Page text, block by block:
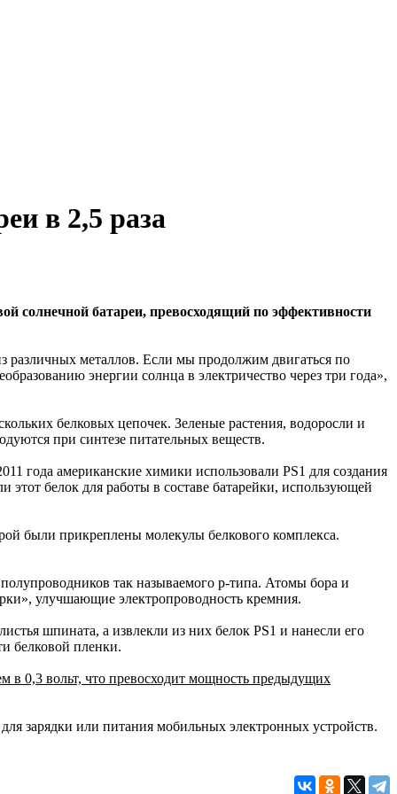
в 2,5 раза
солнечной батареи, превосходящий по эффективности
различных металлов. Если мы продолжим двигаться по
энергии солнца в электричество через три года»,
белковых цепочек. Зеленые растения, водоросли и
при синтезе питательных веществ.
года американские химики использовали PS1 для создания
белок для работы в составе батарейки, использующей
были прикреплены молекулы белкового комплекса.
так называемого p-типа. Атомы бора и
улучшающие электропроводность кремния.
шпината, а извлекли из них белок PS1 и нанесли его
белковой пленки.
в 0,3 вольт, что превосходит мощность предыдущих
зарядки или питания мобильных электронных устройств.